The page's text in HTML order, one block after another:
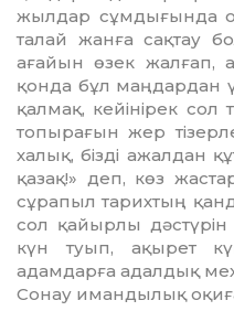
жылдар сұмдығында
талай жанға сақ­тау
ағайын өзек жалғап,
қонда бұл маңдардан
қалмақ, кейінірек сол
топырағын жер
халық, біз­ді ажалдан
қазақ!» деп, көз
сұрапыл та­рих­тың
сол қайырлы
күн туып, ақы­рет
адамдарға адалдық
Сонау имандылық